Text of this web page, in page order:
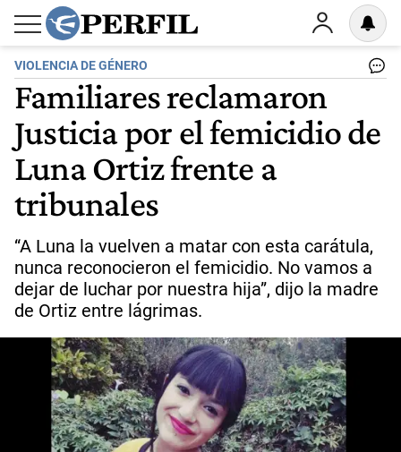
VIOLENCIA DE GÉNERO
Familiares reclamaron
Justicia por el femicidio de
Luna Ortiz frente a
tribunales
“A Luna la vuelven a matar con esta carátula,
nunca reconocieron el femicidio. No vamos a
dejar de luchar por nuestra hija”, dijo la madre
de Ortiz entre lágrimas.